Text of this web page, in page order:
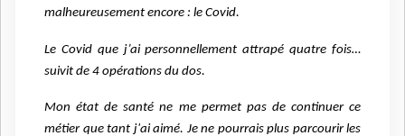
malheureusement encore : le Covid.
Le Covid que j’ai personnellement attrapé quatre fois…
suivit de 4 opérations du dos.
Mon état de santé ne me permet pas de continuer ce
métier que tant j'ai aimé. Je ne pourrais plus parcourir les